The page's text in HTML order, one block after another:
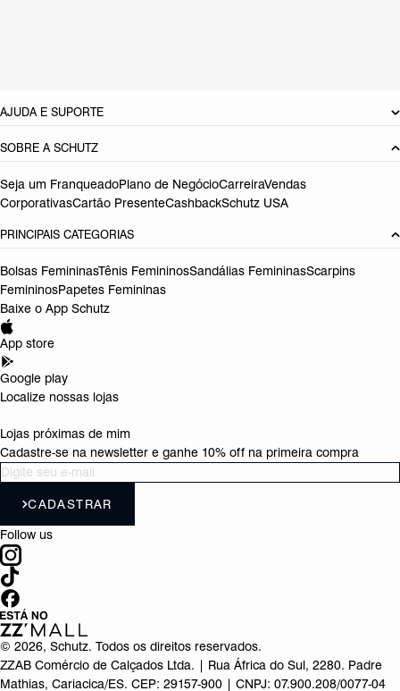
AJUDA E SUPORTE
SOBRE A SCHUTZ
Seja um FranqueadoPlano de NegócioCarreiraVendas
CorporativasCartão PresenteCashbackSchutz USA
PRINCIPAIS CATEGORIAS
Bolsas FemininasTênis FemininosSandálias FemininasScarpins
FemininosPapetes Femininas
Baixe o App Schutz
App store
Google play
Localize nossas lojas
Lojas próximas de mim
Cadastre-se na newsletter e ganhe 10% off na primeira compra
CADASTRAR
Follow us
© 2026, Schutz. Todos os direitos reservados.
ZZAB Comércio de Calçados Ltda. | Rua África do Sul, 2280. Padre
Mathias, Cariacica/ES. CEP: 29157-900 | CNPJ: 07.900.208/0077-04